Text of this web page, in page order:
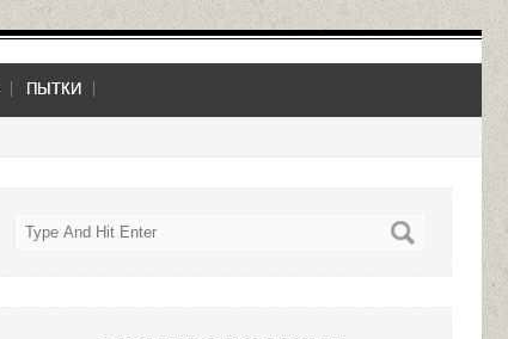
ПЫТКИ